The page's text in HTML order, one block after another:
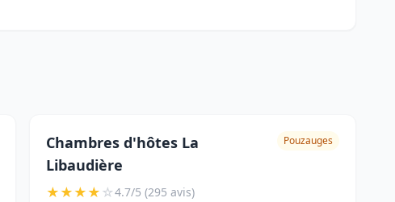
Chambres d'hôtes La
Libaudière
Pouzauges
★★★★☆4.7/5 (295 avis)